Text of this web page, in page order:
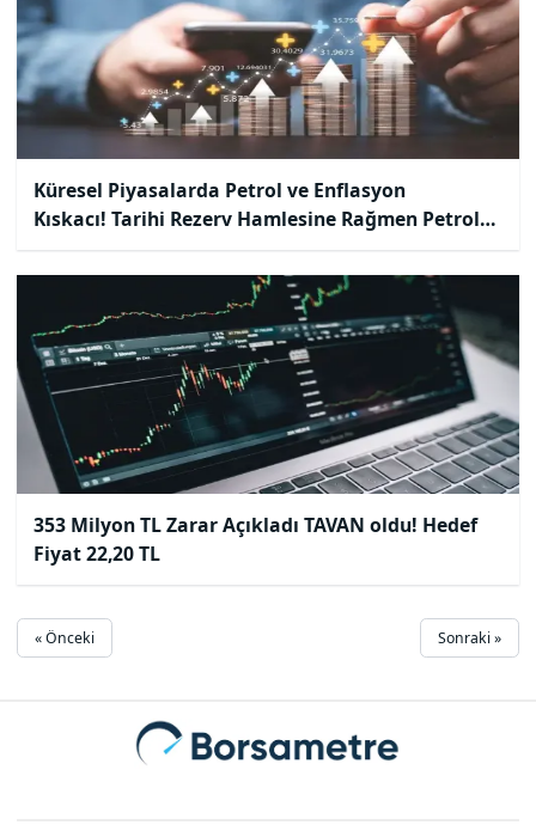
Küresel Piyasalarda Petrol ve Enflasyon
Kıskacı! Tarihi Rezerv Hamlesine Rağmen Petrol
Dinmiyor
353 Milyon TL Zarar Açıkladı TAVAN oldu! Hedef
Fiyat 22,20 TL
« Önceki Sonraki »